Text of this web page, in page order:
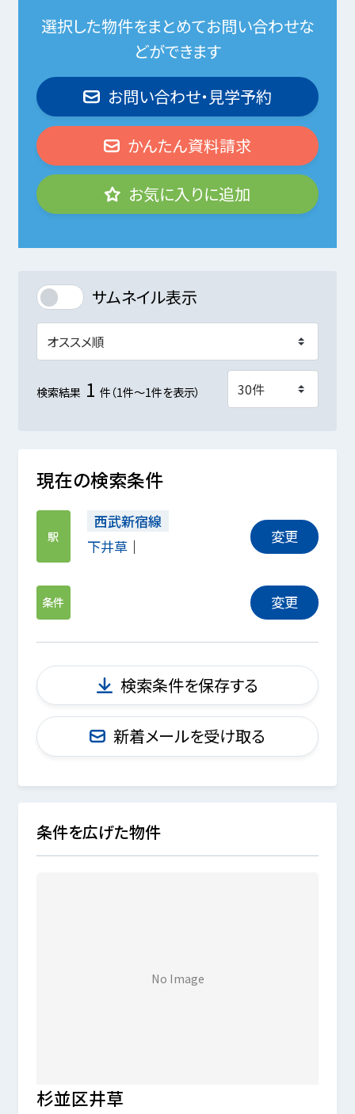
選択した物件をまとめてお問い合わせな
どができます
お問い合わせ・見学予約
かんたん資料請求
お気に入りに追加
サムネイル表示
検索結果 1 件（1件～1件を表示）
現在の検索条件
駅
西武新宿線
下井草
変更
条件 変更
検索条件を保存する
新着メールを受け取る
条件を広げた物件
No Image
杉並区井草